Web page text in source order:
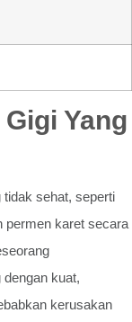
Yang
sehat, seperti
permen karet secara
kuat,
kerusakan